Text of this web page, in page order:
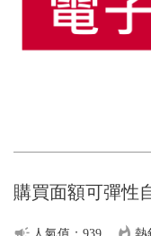
購買面額可彈性